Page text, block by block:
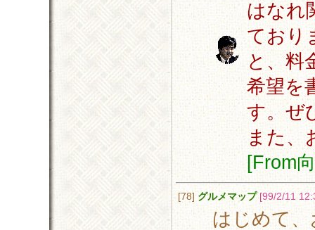
はなれ
ており
と、料
希望を
す。ぜ
また、
[From
[78]グルメマップ [99/2/11
はじめて